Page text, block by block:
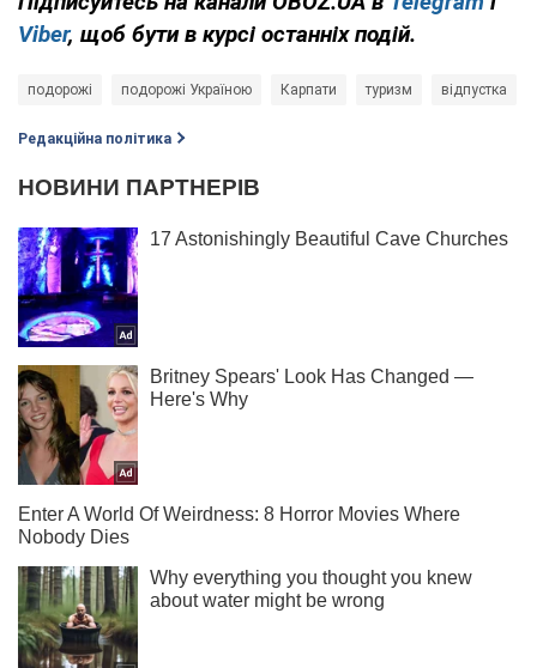
Viber, щоб бути в курсі останніх подій.
подорожі подорожі Україною Карпати туризм відпустка
Редакційна політика